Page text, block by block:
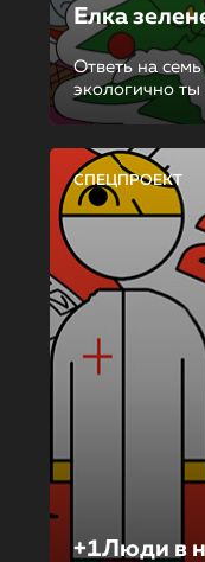
Елка
Ответь на
экологично
СПЕЦПРОЕКТ
+1Люди в